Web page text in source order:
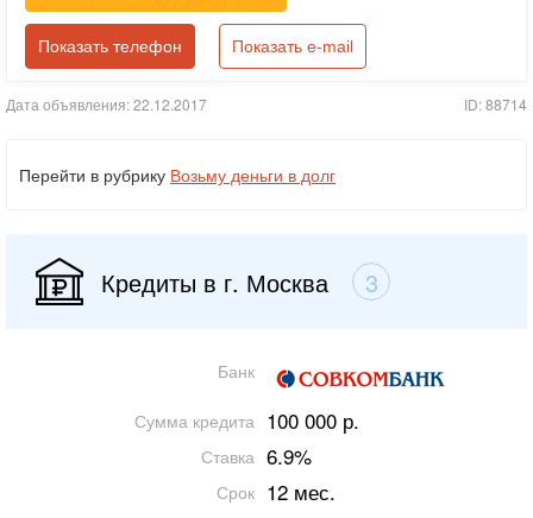
Показать телефон Показать e-mail
Дата объявления: 22.12.2017 ID: 88714
Перейти в рубрику Возьму деньги в долг
Кредиты в г. Москва 3
Банк
Сумма кредита 100 000 р.
Ставка 6.9%
Срок 12 мес.